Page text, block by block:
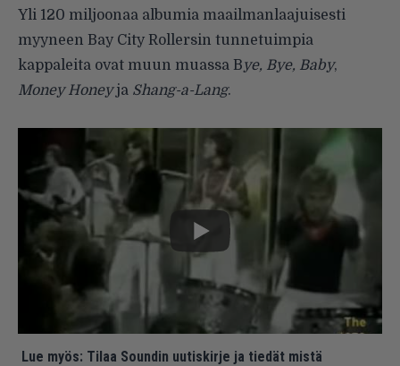
Yli 120 miljoonaa albumia maailmanlaajuisesti
myyneen Bay City Rollersin tunnetuimpia
kappaleita ovat muun muassa Bye, Bye, Baby,
Money Honeyja Shang-a-Lang.
Lue myös: Tilaa Soundin uutiskirje ja tiedät mistä